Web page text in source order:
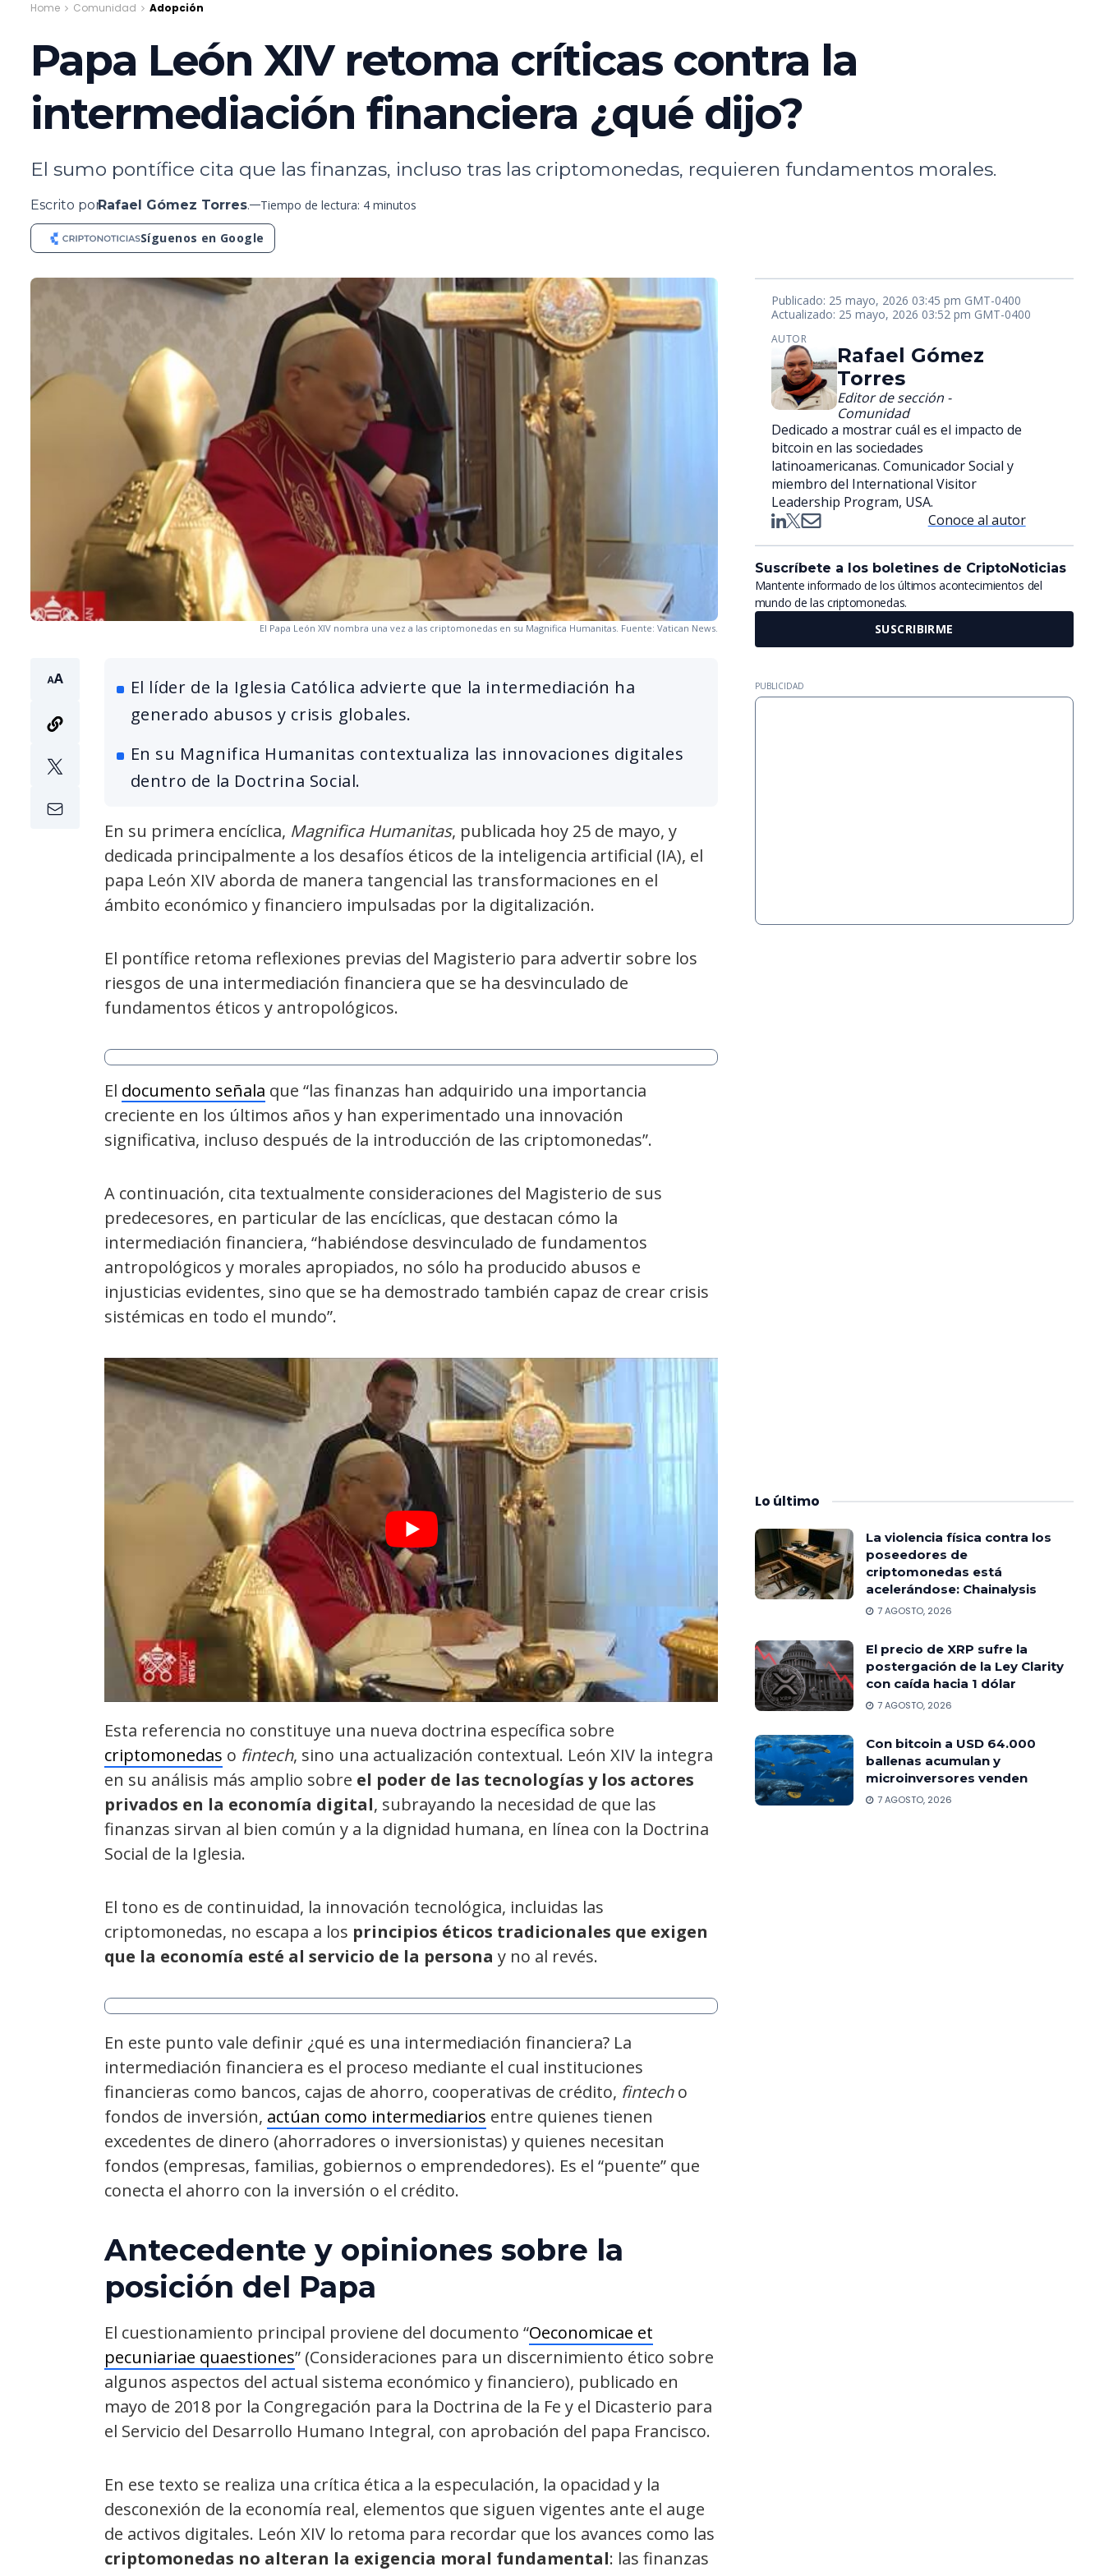
Home Comunidad Adopción
Papa León XIV retoma críticas contra la
intermediación financiera ¿qué dijo?
El sumo pontífice cita que las finanzas, incluso tras las criptomonedas, requieren fundamentos morales.
Escrito porRafael Gómez Torres. Tiempo de lectura: 4 minutos
Síguenos en Google
El Papa León XIV nombra una vez a las criptomonedas en su Magnifica Humanitas. Fuente: Vatican News.
El líder de la Iglesia Católica advierte que la intermediación ha
generado abusos y crisis globales.
En su Magnifica Humanitas contextualiza las innovaciones digitales
dentro de la Doctrina Social.
En su primera encíclica, Magnifica Humanitas, publicada hoy 25 de mayo, y
dedicada principalmente a los desafíos éticos de la inteligencia artificial (IA), el
papa León XIV aborda de manera tangencial las transformaciones en el
ámbito económico y financiero impulsadas por la digitalización.
El pontífice retoma reflexiones previas del Magisterio para advertir sobre los
riesgos de una intermediación financiera que se ha desvinculado de
fundamentos éticos y antropológicos.
El documento señala que “las finanzas han adquirido una importancia
creciente en los últimos años y han experimentado una innovación
significativa, incluso después de la introducción de las criptomonedas”.
A continuación, cita textualmente consideraciones del Magisterio de sus
predecesores, en particular de las encíclicas, que destacan cómo la
intermediación financiera, “habiéndose desvinculado de fundamentos
antropológicos y morales apropiados, no sólo ha producido abusos e
injusticias evidentes, sino que se ha demostrado también capaz de crear crisis
sistémicas en todo el mundo”.
Esta referencia no constituye una nueva doctrina específica sobre
criptomonedas o fintech, sino una actualización contextual. León XIV la integra
en su análisis más amplio sobre el poder de las tecnologías y los actores
privados en la economía digital, subrayando la necesidad de que las
finanzas sirvan al bien común y a la dignidad humana, en línea con la Doctrina
Social de la Iglesia.
El tono es de continuidad, la innovación tecnológica, incluidas las
criptomonedas, no escapa a los principios éticos tradicionales que exigen
que la economía esté al servicio de la persona y no al revés.
En este punto vale definir ¿qué es una intermediación financiera? La
intermediación financiera es el proceso mediante el cual instituciones
financieras como bancos, cajas de ahorro, cooperativas de crédito, fintecho
fondos de inversión, actúan como intermediarios entre quienes tienen
excedentes de dinero (ahorradores o inversionistas) y quienes necesitan
fondos (empresas, familias, gobiernos o emprendedores). Es el “puente” que
conecta el ahorro con la inversión o el crédito.
Antecedente y opiniones sobre la
posición del Papa
El cuestionamiento principal proviene del documento “Oeconomicae et
pecuniariae quaestiones” (Consideraciones para un discernimiento ético sobre
algunos aspectos del actual sistema económico y financiero), publicado en
mayo de 2018 por la Congregación para la Doctrina de la Fe y el Dicasterio para
el Servicio del Desarrollo Humano Integral, con aprobación del papa Francisco.
En ese texto se realiza una crítica ética a la especulación, la opacidad y la
desconexión de la economía real, elementos que siguen vigentes ante el auge
de activos digitales. León XIV lo retoma para recordar que los avances como las
criptomonedas no alteran la exigencia moral fundamental: las finanzas
Publicado: 25 mayo, 2026 03:45 pm GMT-0400
Actualizado: 25 mayo, 2026 03:52 pm GMT-0400
AUTOR
Rafael Gómez
Torres
Editor de sección -
Comunidad
Dedicado a mostrar cuál es el impacto de
bitcoin en las sociedades
latinoamericanas. Comunicador Social y
miembro del International Visitor
Leadership Program, USA.
Conoce al autor
Suscríbete a los boletines de CriptoNoticias
Mantente informado de los últimos acontecimientos del
mundo de las criptomonedas.
SUSCRIBIRME
PUBLICIDAD
Lo último
La violencia física contra los
poseedores de
criptomonedas está
acelerándose: Chainalysis
7 AGOSTO, 2026
El precio de XRP sufre la
postergación de la Ley Clarity
con caída hacia 1 dólar
7 AGOSTO, 2026
Con bitcoin a USD 64.000
ballenas acumulan y
microinversores venden
7 AGOSTO, 2026